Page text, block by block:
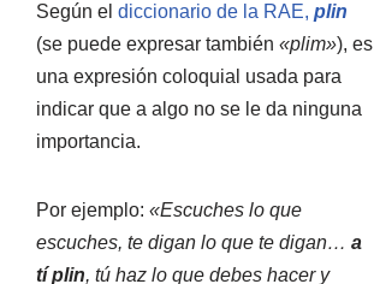
Según el diccionario de la RAE, plin
(se puede expresar también «plim»), es
una expresión coloquial usada para
indicar que a algo no se le da ninguna
importancia.
Por ejemplo: «Escuches lo que
escuches, te digan lo que te digan… a
tí plin, tú haz lo que debes hacer y